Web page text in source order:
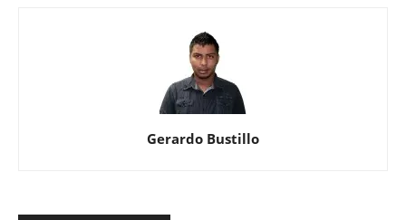
Gerardo Bustillo